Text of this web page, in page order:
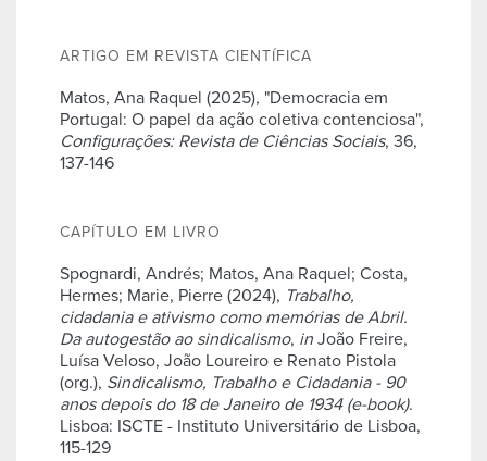
ARTIGO EM REVISTA CIENTÍFICA
Matos, Ana Raquel (2025), "Democracia em
Portugal: O papel da ação coletiva contenciosa",
Configurações: Revista de Ciências Sociais, 36,
137-146
CAPÍTULO EM LIVRO
Spognardi, Andrés; Matos, Ana Raquel; Costa,
Hermes; Marie, Pierre (2024), Trabalho,
cidadania e ativismo como memórias de Abril.
Da autogestão ao sindicalismo, in João Freire,
Luísa Veloso, João Loureiro e Renato Pistola
(org.), Sindicalismo, Trabalho e Cidadania - 90
anos depois do 18 de Janeiro de 1934 (e-book).
Lisboa: ISCTE - Instituto Universitário de Lisboa,
115-129